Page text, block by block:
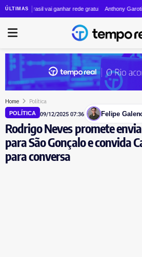
ÚLTIMASpor suposta incitação ao crime em publicação
vai ganhar rede gratuita de Wi-Fi de sexta geração
Anthony Garotinho terá
Home Política
POLÍTICA 09/12/2025 07:36 Felipe
Rodrigo Neves promete
para São Gonçalo e convida
para conversa